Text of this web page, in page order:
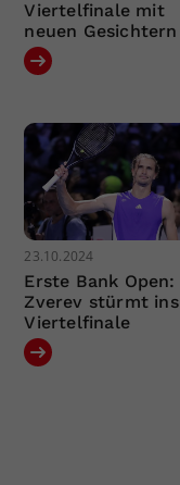
Viertelfinale mit
neuen Gesichtern
23.10.2024
Erste Bank Open:
Zverev stürmt ins
Viertelfinale